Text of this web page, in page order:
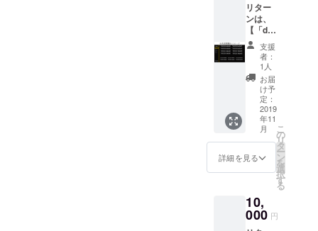
リター
ンは、
【「dep
osi公式
サイト
内 ご
支援者
限定特
設ペー
ジ」へ
のご参
加】で
す。ご
支援金
はサー
乗せる
ために
大切に
支援
者：
1人
お届
け予
定：
2019
年11
月
詳細を見る
こ
の
リ
タ
ー
ン
を
選
択
す
る
10,
000 円